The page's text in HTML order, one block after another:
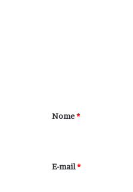
r
*
Nome*
E-mail*